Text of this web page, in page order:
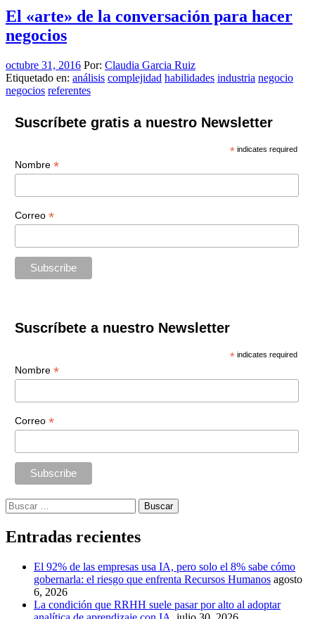
El «arte» de la conversación para hacer
negocios
octubre 31, 2016 Por: Claudia Garcia Ruiz
Etiquetado en: análisis complejidad habilidades industria negocio
negocios referentes
Suscríbete gratis a nuestro Newsletter
* indicates required
Nombre *
Correo *
Suscríbete a nuestro Newsletter
* indicates required
Nombre *
Correo *
Buscar:
Entradas recientes
El 92% de las empresas usa IA, pero solo el 8% sabe cómo
gobernarla: el riesgo que enfrenta Recursos Humanos agosto
6, 2026
La condición que RRHH suele pasar por alto al adoptar